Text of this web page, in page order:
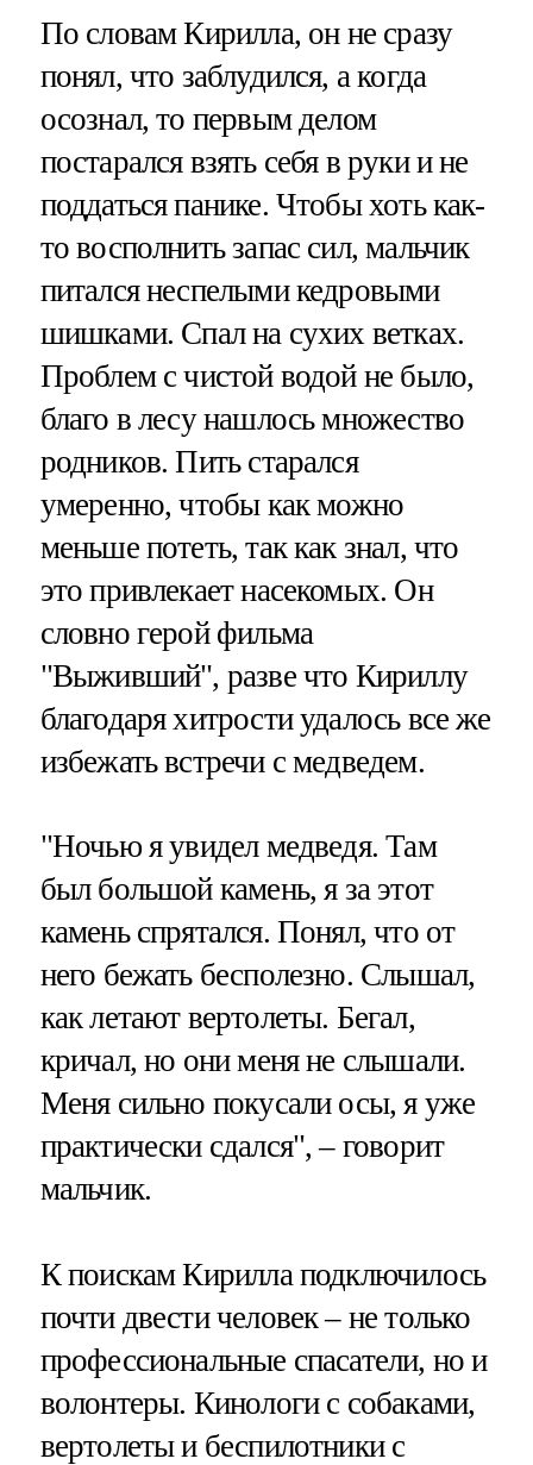
По словам Кирилла, он не сразу
понял, что заблудился, а когда
осознал, то первым делом
постарался взять себя в руки и не
поддаться панике. Чтобы хоть как-
то восполнить запас сил, мальчик
питался неспелыми кедровыми
шишками. Спал на сухих ветках.
Проблем с чистой водой не было,
благо в лесу нашлось множество
родников. Пить старался
умеренно, чтобы как можно
меньше потеть, так как знал, что
это привлекает насекомых. Он
словно герой фильма
"Выживший", разве что Кириллу
благодаря хитрости удалось все же
избежать встречи с медведем.
"Ночью я увидел медведя. Там
был большой камень, я за этот
камень спрятался. Понял, что от
него бежать бесполезно. Слышал,
как летают вертолеты. Бегал,
кричал, но они меня не слышали.
Меня сильно покусали осы, я уже
практически сдался", – говорит
мальчик.
К поискам Кирилла подключилось
почти двести человек – не только
профессиональные спасатели, но и
волонтеры. Кинологи с собаками,
вертолеты и беспилотники с